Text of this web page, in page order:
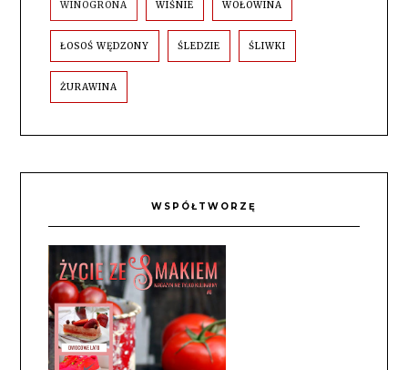
WINOGRONA WIŚNIE WOŁOWINA
ŁOSOŚ WĘDZONY ŚLEDZIE ŚLIWKI
ŻURAWINA
WSPÓŁTWORZĘ